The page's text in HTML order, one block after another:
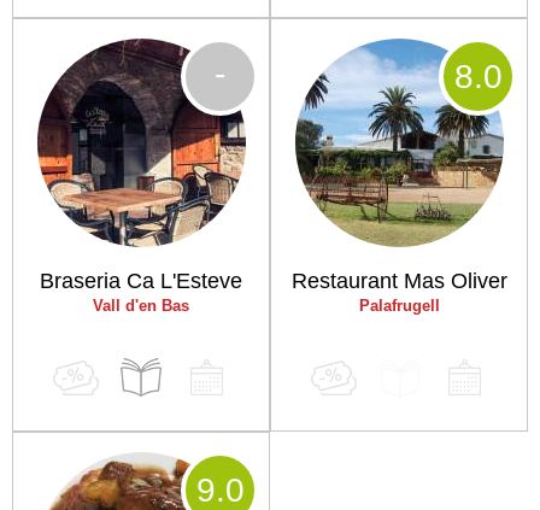
Braseria Ca L'Esteve
Vall d'en Bas
-
Restaurant Mas Oliver
Palafrugell
8.0
9.0